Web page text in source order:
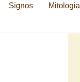
Signos Mitologia